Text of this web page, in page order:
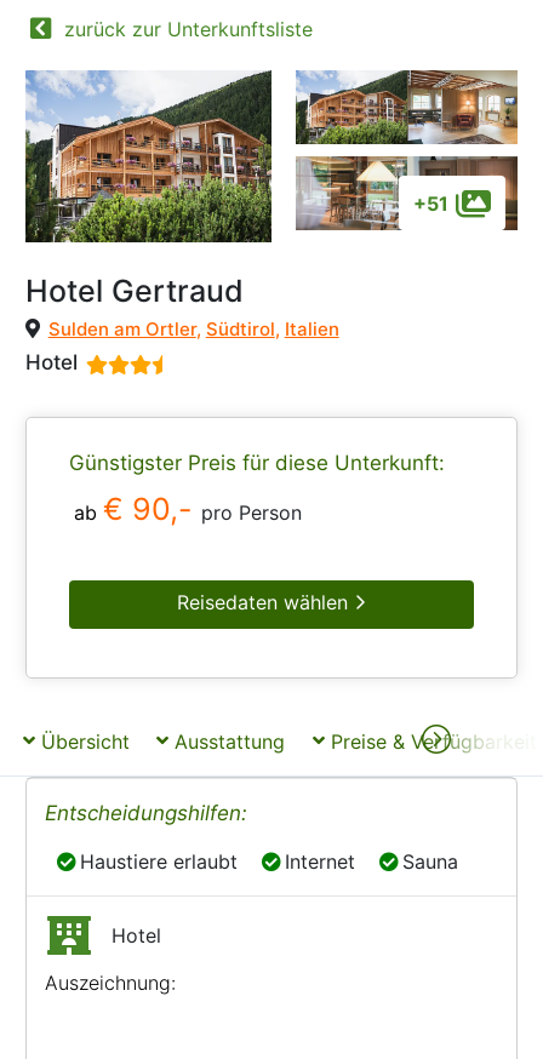
zurück zur Unterkunftsliste
+51
Hotel Gertraud
Sulden am Ortler, Südtirol, Italien
Hotel
Günstigster Preis für diese Unterkunft:
ab € 90,- pro Person
Reisedaten wählen
Übersicht Ausstattung Preise & Verfügbarkeit
Entscheidungshilfen:
Haustiere erlaubt
Haustiere erlaubt Internet
Internet Sauna
Sauna
Hotel
Auszeichnung: